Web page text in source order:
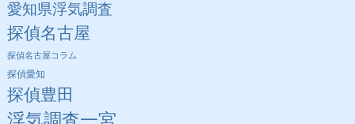
愛知県浮気調査
探偵名古屋
探偵名古屋コラム
探偵愛知
探偵豊田